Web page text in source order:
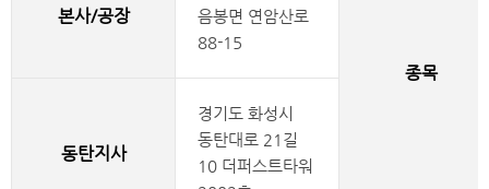
종목
본사/공장
음봉면 연암산로
88-15
동탄지사
경기도 화성시
동탄대로 21길
10 더퍼스트타워